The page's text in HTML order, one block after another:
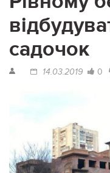
садочок
14.03.2019 0